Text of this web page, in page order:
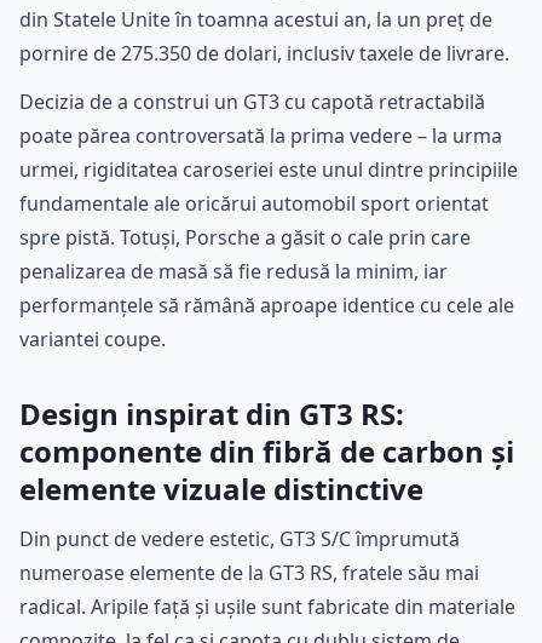
din Statele Unite în toamna acestui an, la un preț de
pornire de 275.350 de dolari, inclusiv taxele de livrare.
Decizia de a construi un GT3 cu capotă retractabilă
poate părea controversată la prima vedere – la urma
urmei, rigiditatea caroseriei este unul dintre principiile
fundamentale ale oricărui automobil sport orientat
spre pistă. Totuși, Porsche a găsit o cale prin care
penalizarea de masă să fie redusă la minim, iar
performanțele să rămână aproape identice cu cele ale
variantei coupe.
Design inspirat din GT3 RS:
componente din fibră de carbon și
elemente vizuale distinctive
Din punct de vedere estetic, GT3 S/C împrumută
numeroase elemente de la GT3 RS, fratele său mai
radical. Aripile față și ușile sunt fabricate din materiale